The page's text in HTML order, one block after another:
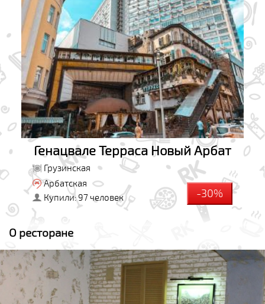
Генацвале Терраса Новый Арбат
Грузинская
Арбатская
Купили: 97 человек
-30%
О ресторане